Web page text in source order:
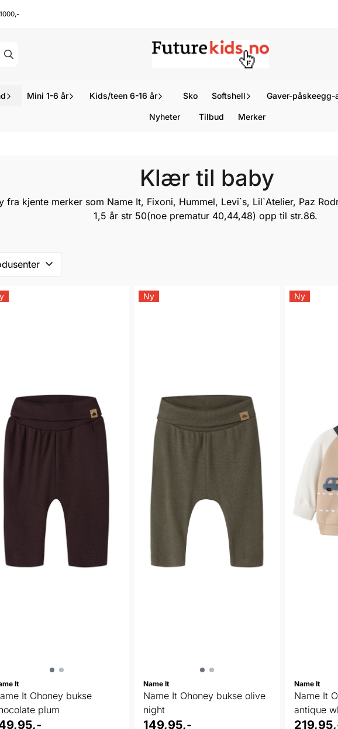
Mini 1-6 år Kids/teen 6-16 år Sko Softshell Gaver-
Nyheter Tilbud Merker
Klær til baby
kjente merker som Name It, Fixoni, Hummel, Levi`s, Lil`Atelier, Paz
1,5 år str 50(noe prematur 40,44,48) opp til str.86.
It
It Ohoney bukse
plum
Ny
Name It
Name It Ohoney bukse olive
night
149,95,-
Ny
Name It
Name It
antique